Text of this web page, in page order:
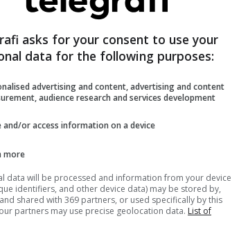
asks for your consent to use your
data for the following purposes:
advertising and content, advertising and content
audience research and services development
and/or access information on a device
more
data will be processed and information from your device
identifiers, and other device data) may be stored by,
shared with 369 partners, or used specifically by this
partners may use precise geolocation data. List of